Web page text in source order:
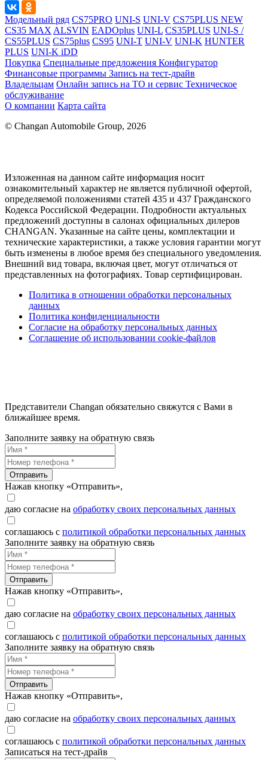
Модельный ряд CS75PRO UNI-S UNI-V CS75PLUS NEW
CS35 MAX ALSVIN EADOplus UNI-L CS35PLUS UNI-S /
CS55PLUS CS75plus CS95 UNI-T UNI-V UNI-K HUNTER
PLUS UNI-K iDD
Покупка Специальные предложения Конфигуратор
Финансовые программы Запись на тест-драйв
Владельцам Онлайн запись на ТО и сервис Техническое
обслуживание
О компании Карта сайта
© Changan Automobile Group, 2026
Изложенная на данном сайте информация носит
ознакомительный характер не является публичной офертой,
определяемой положениями статей 435 и 437 Гражданского
Кодекса Российской Федерации. Подробности актуальных
предложений доступны в салонах официальных дилеров
CHANGAN. Указанные на сайте цены, комплектации и
технические характеристики, а также условия гарантии могут
быть изменены в любое время без специального уведомления.
Внешний вид товара, включая цвет, могут отличаться от
представленных на фотографиях. Товар сертифицирован.
Политика в отношении обработки персональных
данных
Политика конфиденциальности
Согласие на обработку персональных данных
Соглашение об использовании cookie-файлов
Представители Changan обязательно свяжутся с Вами в
ближайшее время.
Заполните заявку на обратную связь
Отправить
Нажав кнопку «Отправить»,
даю согласие на обработку своих персональных данных
соглашаюсь с политикой обработки персональных данных
Заполните заявку на обратную связь
Отправить
Нажав кнопку «Отправить»,
даю согласие на обработку своих персональных данных
соглашаюсь с политикой обработки персональных данных
Заполните заявку на обратную связь
Отправить
Нажав кнопку «Отправить»,
даю согласие на обработку своих персональных данных
соглашаюсь с политикой обработки персональных данных
Записаться на тест-драйв